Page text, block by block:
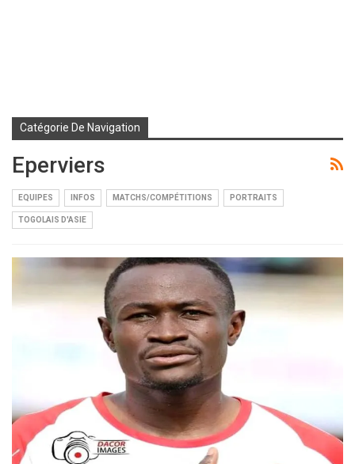
Catégorie De Navigation
Eperviers
EQUIPES INFOS MATCHS/COMPÉTITIONS PORTRAITS
TOGOLAIS D'ASIE